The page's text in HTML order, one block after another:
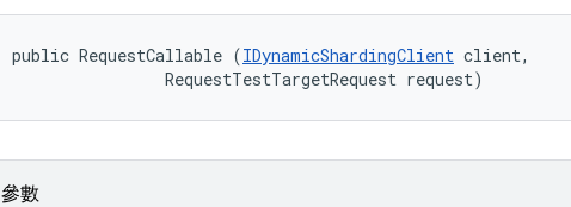
public RequestCallable (IDynamicShardingClient client,
                RequestTestTargetRequest request)
參數